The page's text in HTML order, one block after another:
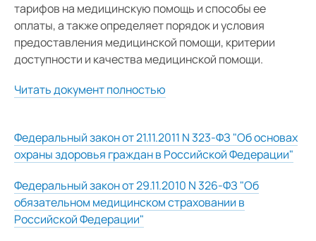
тарифов на медицинскую помощь и способы ее
оплаты, а также определяет порядок и условия
предоставления медицинской помощи, критерии
доступности и качества медицинской помощи.
Читать документ полностью
Федеральный закон от 21.11.2011 N 323-ФЗ "Об основах
охраны здоровья граждан в Российской Федерации"
Федеральный закон от 29.11.2010 N 326-ФЗ "Об
обязательном медицинском страховании в
Российской Федерации"